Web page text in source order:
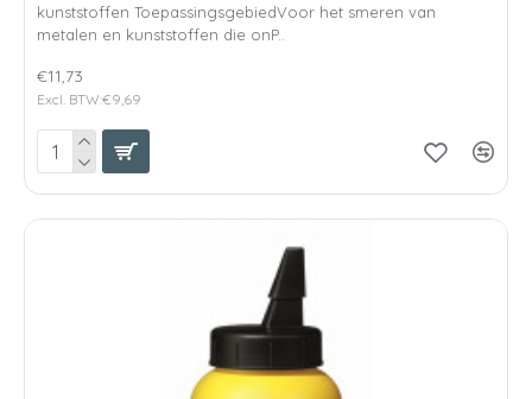
kunststoffen ToepassingsgebiedVoor het smeren van
metalen en kunststoffen die onP..
€11,73
Excl. BTW:€9,69